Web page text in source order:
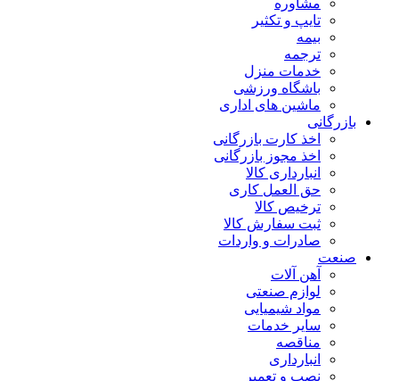
مشاوره
تایپ و تکثیر
بیمه
ترجمه
خدمات منزل
باشگاه ورزشی
ماشین های اداری
بازرگانی
اخذ کارت بازرگانی
اخذ مجوز بازرگانی
انبارداری کالا
حق العمل کاری
ترخیص کالا
ثبت سفارش کالا
صادرات و واردات
صنعت
آهن آلات
لوازم صنعتی
مواد شیمیایی
سایر خدمات
مناقصه
انبارداری
نصب و تعمیر